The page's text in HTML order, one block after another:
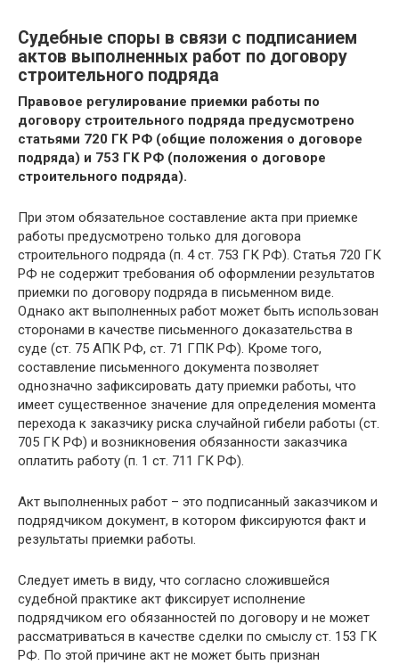
Судебные споры в связи с подписанием
актов выполненных работ по договору
строительного подряда
Правовое регулирование приемки работы по
договору строительного подряда предусмотрено
статьями 720 ГК РФ (общие положения о договоре
подряда) и 753 ГК РФ (положения о договоре
строительного подряда).
При этом обязательное составление акта при приемке
работы предусмотрено только для договора
строительного подряда (п. 4 ст. 753 ГК РФ). Статья 720 ГК
РФ не содержит требования об оформлении результатов
приемки по договору подряда в письменном виде.
Однако акт выполненных работ может быть использован
сторонами в качестве письменного доказательства в
суде (ст. 75 АПК РФ, ст. 71 ГПК РФ). Кроме того,
составление письменного документа позволяет
однозначно зафиксировать дату приемки работы, что
имеет существенное значение для определения момента
перехода к заказчику риска случайной гибели работы (ст.
705 ГК РФ) и возникновения обязанности заказчика
оплатить работу (п. 1 ст. 711 ГК РФ).
Акт выполненных работ – это подписанный заказчиком и
подрядчиком документ, в котором фиксируются факт и
результаты приемки работы.
Следует иметь в виду, что согласно сложившейся
судебной практике акт фиксирует исполнение
подрядчиком его обязанностей по договору и не может
рассматриваться в качестве сделки по смыслу ст. 153 ГК
РФ. По этой причине акт не может быть признан